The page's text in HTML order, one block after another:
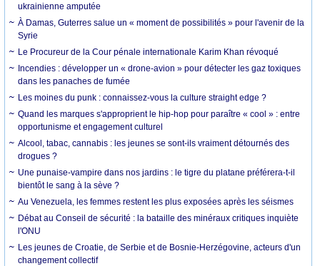
ukrainienne amputée
À Damas, Guterres salue un « moment de possibilités » pour l'avenir de la
Syrie
Le Procureur de la Cour pénale internationale Karim Khan révoqué
Incendies : développer un « drone-avion » pour détecter les gaz toxiques
dans les panaches de fumée
Les moines du punk : connaissez-vous la culture straight edge ?
Quand les marques s'approprient le hip-hop pour paraître « cool » : entre
opportunisme et engagement culturel
Alcool, tabac, cannabis : les jeunes se sont-ils vraiment détournés des
drogues ?
Une punaise-vampire dans nos jardins : le tigre du platane préférera-t-il
bientôt le sang à la sève ?
Au Venezuela, les femmes restent les plus exposées après les séismes
Débat au Conseil de sécurité : la bataille des minéraux critiques inquiète
l'ONU
Les jeunes de Croatie, de Serbie et de Bosnie-Herzégovine, acteurs d'un
changement collectif